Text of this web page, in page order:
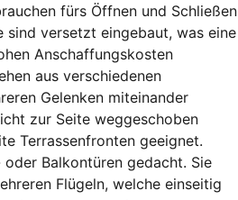
fürs Öffnen und Schließen
sind versetzt eingebaut, was eine
Anschaffungskosten
aus verschiedenen
Gelenken miteinander
zur Seite weggeschoben
Terrassenfronten geeignet.
Balkontüren gedacht. Sie
Flügeln, welche einseitig